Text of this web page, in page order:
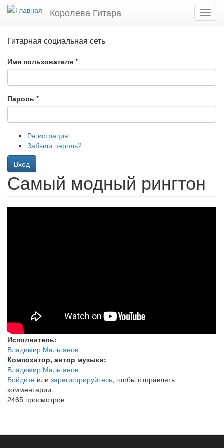
Перейти
Королева Гитара
Гитарная социальная сеть
Имя пользователя *
Пароль *
Регистрация
Забыли пароль?
Вход
Самый модный рингтон
Исполнитель:
Владимир Мальганов
Композитор, автор музыки:
Владимир Мальганов
Войдите или зарегистрируйтесь, чтобы отправлять
комментарии
2465 просмотров